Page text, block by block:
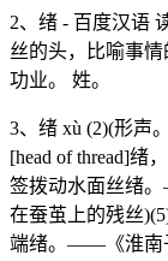
2、绪 - 百度汉语
丝的头，比喻事情
功业。 姓。
3、绪 xù (2)(形声
[head of thread]
签拨动水面丝绪
在蚕茧上的残丝
端绪。――《淮南